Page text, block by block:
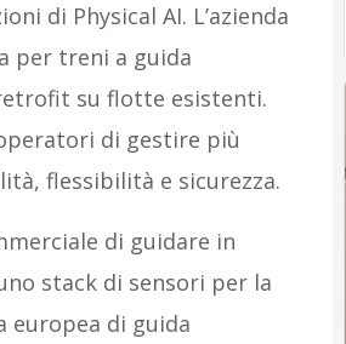
di Physical AI. L’azienda
per treni a guida
su flotte esistenti.
di gestire più
flessibilità e sicurezza.
di guidare in
stack di sensori per la
europea di guida